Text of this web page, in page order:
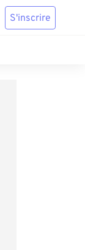
S'inscrire